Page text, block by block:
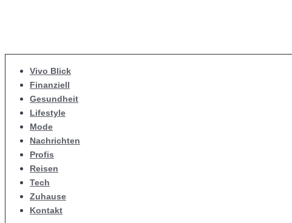
Vivo Blick
Finanziell
Gesundheit
Lifestyle
Mode
Nachrichten
Profis
Reisen
Tech
Zuhause
Kontakt